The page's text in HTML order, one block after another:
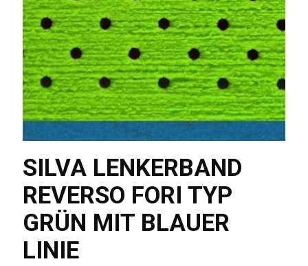
SILVA LENKERBAND
REVERSO FORI TYP
GRÜN MIT BLAUER
LINIE